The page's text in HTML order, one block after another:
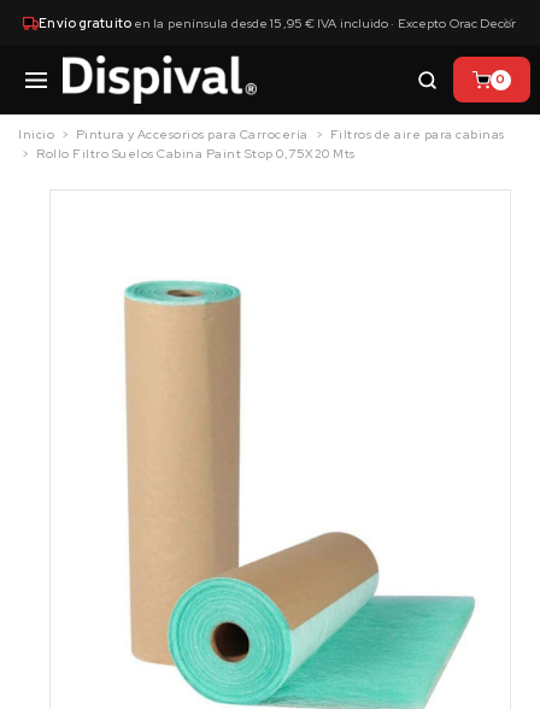
Envío gratuitoen la península desde 15,95 € IVA incluido · Excepto Orac Decor
×
0
Inicio Pintura y Accesorios para Carrocería
Filtros de aire para cabinas
Rollo Filtro Suelos Cabina Paint Stop 0,75X20 Mts